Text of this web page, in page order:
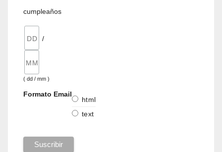
cumpleaños
/
( dd / mm )
Formato Email
html
text